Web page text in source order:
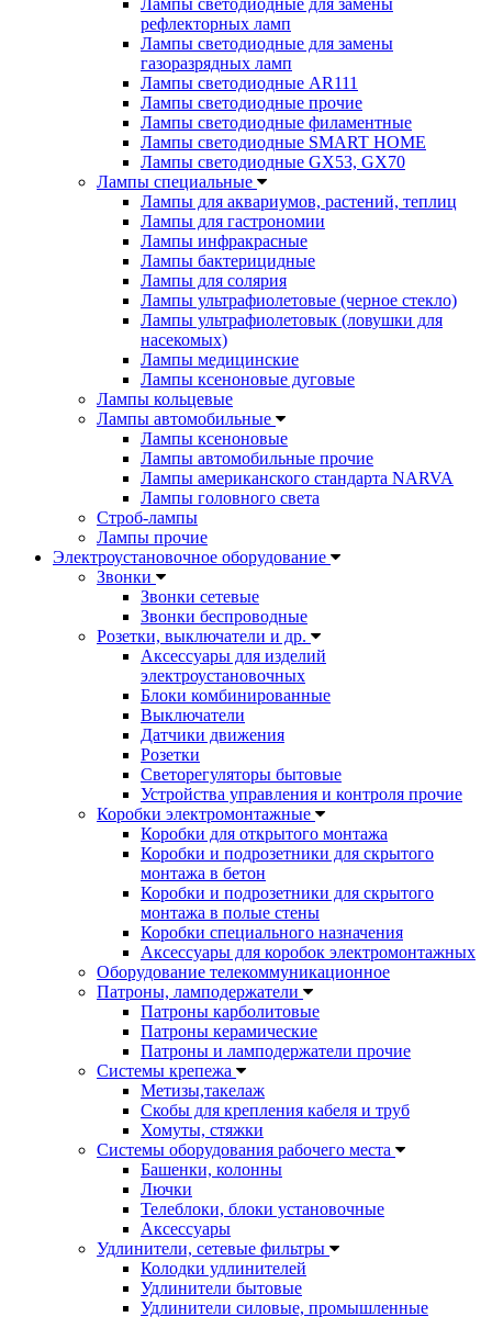
Лампы светодиодные для замены
рефлекторных ламп
Лампы светодиодные для замены
газоразрядных ламп
Лампы светодиодные AR111
Лампы светодиодные прочие
Лампы светодиодные филаментные
Лампы светодиодные SMART HOME
Лампы светодиодные GX53, GX70
Лампы специальные
Лампы для аквариумов, растений, теплиц
Лампы для гастрономии
Лампы инфракрасные
Лампы бактерицидные
Лампы для солярия
Лампы ультрафиолетовые (черное стекло)
Лампы ультрафиолетовык (ловушки для
насекомых)
Лампы медицинские
Лампы ксеноновые дуговые
Лампы кольцевые
Лампы автомобильные
Лампы ксеноновые
Лампы автомобильные прочие
Лампы американского стандарта NARVA
Лампы головного света
Строб-лампы
Лампы прочие
Электроустановочное оборудование
Звонки
Звонки сетевые
Звонки беспроводные
Розетки, выключатели и др.
Аксессуары для изделий
электроустановочных
Блоки комбинированные
Выключатели
Датчики движения
Розетки
Светорегуляторы бытовые
Устройства управления и контроля прочие
Коробки электромонтажные
Коробки для открытого монтажа
Коробки и подрозетники для скрытого
монтажа в бетон
Коробки и подрозетники для скрытого
монтажа в полые стены
Коробки специального назначения
Аксессуары для коробок электромонтажных
Оборудование телекоммуникационное
Патроны, ламподержатели
Патроны карболитовые
Патроны керамические
Патроны и ламподержатели прочие
Системы крепежа
Метизы,такелаж
Скобы для крепления кабеля и труб
Хомуты, стяжки
Системы оборудования рабочего места
Башенки, колонны
Лючки
Телеблоки, блоки установочные
Аксессуары
Удлинители, сетевые фильтры
Колодки удлинителей
Удлинители бытовые
Удлинители силовые, промышленные